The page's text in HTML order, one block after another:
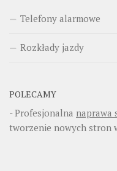
Telefony alarmowe
Rozkłady jazdy
POLECAMY
- Profesjonalna naprawa
tworzenie nowych stron